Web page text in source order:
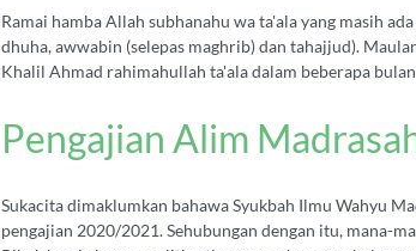
Ramai hamba Allah subhanahu wa ta'ala yang masih
dhuha, awwabin (selepas maghrib) dan tahajjud).
Khalil Ahmad rahimahullah ta'ala dalam beberapa
Pengajian Alim
Sukacita dimaklumkan bahawa Syukbah Ilmu Wahyu
pengajian 2020/2021. Sehubungan dengan itu, mana-